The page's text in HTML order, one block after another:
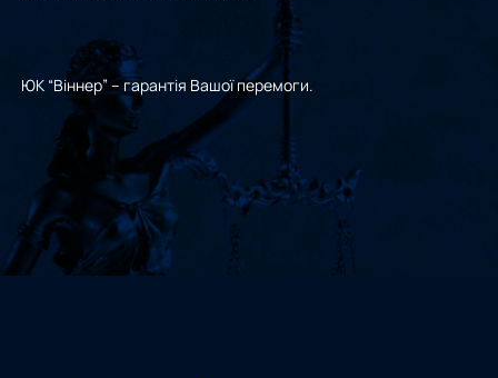
ЮК “Віннер” – гарантія Вашої перемоги.